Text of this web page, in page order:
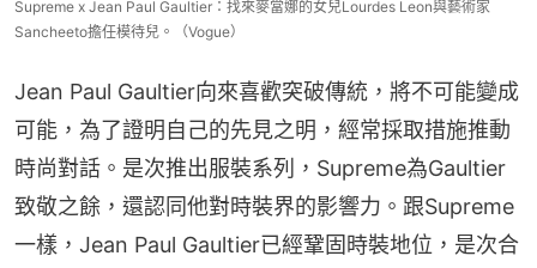
Supreme x Jean Paul Gaultier：找來麥當娜的女兒Lourdes Leon與藝術家
Sancheeto擔任模待兒。（Vogue）
Jean Paul Gaultier向來喜歡突破傳統，將不可能變成
可能，為了證明自己的先見之明，經常採取措施推動
時尚對話。是次推出服裝系列，Supreme為Gaultier
致敬之餘，還認同他對時裝界的影響力。跟Supreme
一樣，Jean Paul Gaultier已經鞏固時裝地位，是次合